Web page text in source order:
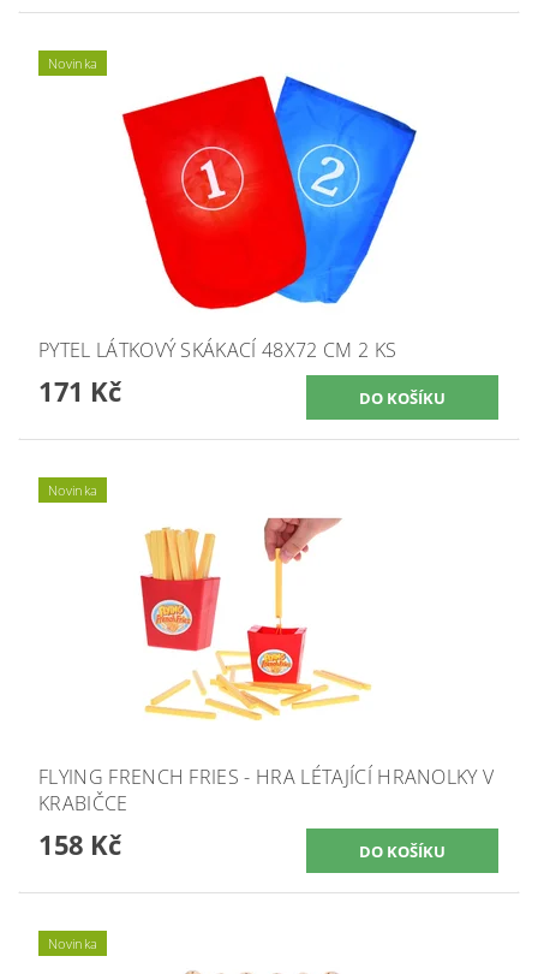
Novinka
PYTEL LÁTKOVÝ SKÁKACÍ 48X72 CM 2 KS
171 Kč
Novinka
FLYING FRENCH FRIES - HRA LÉTAJÍCÍ HRANOLKY V
KRABIČCE
158 Kč
Novinka